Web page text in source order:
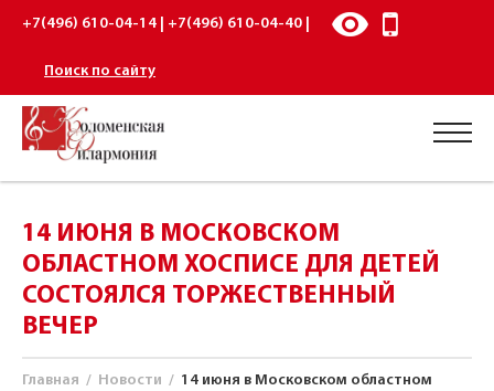
+7(496) 610-04-14 | +7(496) 610-04-40 |
Поиск по сайту
14 ИЮНЯ В МОСКОВСКОМ
ОБЛАСТНОМ ХОСПИСЕ ДЛЯ ДЕТЕЙ
СОСТОЯЛСЯ ТОРЖЕСТВЕННЫЙ
ВЕЧЕР
Главная / Новости / 14 июня в Московском областном